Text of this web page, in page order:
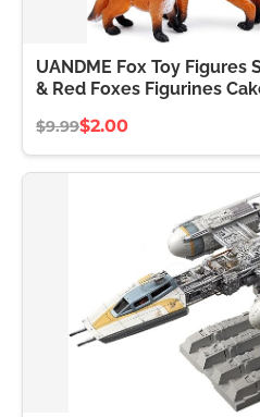
UANDME Fox Toy
& Red Foxes Figurines
$9.99$2.00